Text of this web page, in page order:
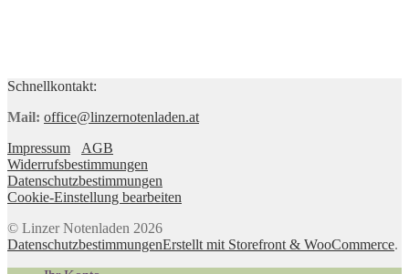
Schnellkontakt:
Mail: office@linzernotenladen.at
Impressum
AGB
Widerrufsbestimmungen
Datenschutzbestimmungen
Cookie-Einstellung bearbeiten
© Linzer Notenladen 2026
DatenschutzbestimmungenErstellt mit Storefront & WooCommerce.